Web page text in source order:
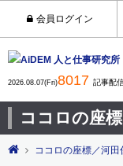
会員ログイン
2026.08.07(Fri)8017 記事配
ココロの座
ココロの座標／河田